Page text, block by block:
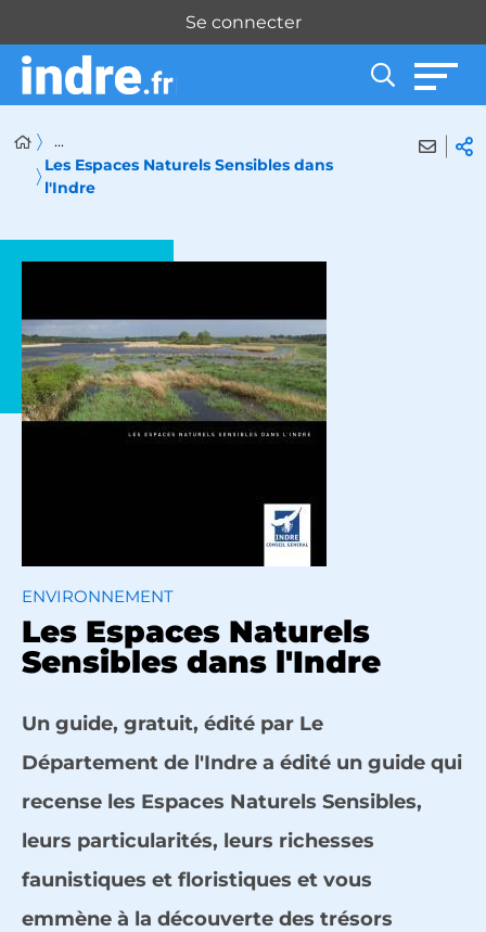
Panneau de gestion des cookies
Se connecter
...
Les Espaces Naturels Sensibles dans
l'Indre
ENVIRONNEMENT
Les Espaces Naturels
Sensibles dans l'Indre
Un guide, gratuit, édité par Le
Département de l'Indre a édité un guide qui
recense les Espaces Naturels Sensibles,
leurs particularités, leurs richesses
faunistiques et floristiques et vous
emmène à la découverte des trésors